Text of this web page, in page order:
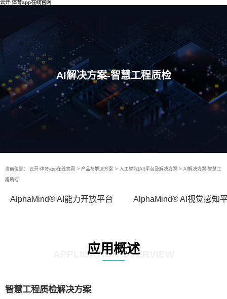
云开·体育app在线官网
AI解决方案-智慧工程质检
当前位置： 云开·体育app在线官网 > 产品与解决方案 > 人工智能(AI)平台及解决方案 > AI解决方案-智慧工
程质检
AlphaMind® AI能力开放平台 AlphaMind® AI视觉感知
应用概述
APPLICATION OVERVIEW
智慧工程质检解决方案